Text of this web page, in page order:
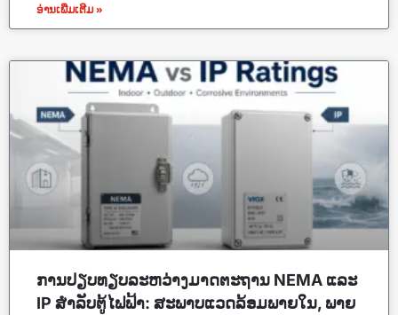
ອ່ານເພີ່ມເຕີມ »
ການປຽບທຽບລະຫວ່າງມາດຕະຖານ NEMA ແລະ
IP ສຳລັບຕູ້ໄຟຟ້າ: ສະພາບແວດລ້ອມພາຍໃນ, ພາຍ